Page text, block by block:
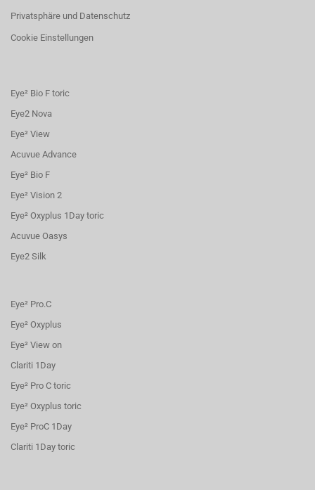
Privatsphäre und Datenschutz
Cookie Einstellungen
Eye² Bio F toric
Eye2 Nova
Eye² View
Acuvue Advance
Eye² Bio F
Eye² Vision 2
Eye² Oxyplus 1Day toric
Acuvue Oasys
Eye2 Silk
Eye² Pro.C
Eye² Oxyplus
Eye² View on
Clariti 1Day
Eye² Pro C toric
Eye² Oxyplus toric
Eye² ProC 1Day
Clariti 1Day toric